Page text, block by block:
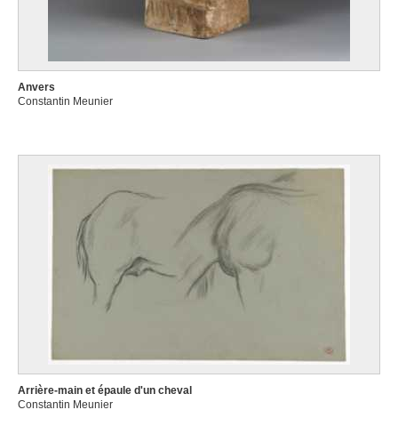
Anvers
Constantin Meunier
Arrière-main et épaule d'un cheval
Constantin Meunier